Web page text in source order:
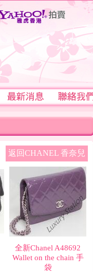
返回CHANEL 香奈兒
全新Chanel A48692
Wallet on the chain 手
袋